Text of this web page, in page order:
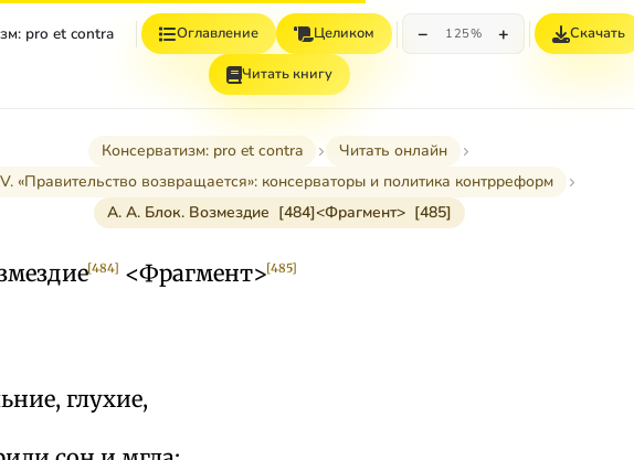
pro et contra Оглавление Целиком − 125% + Скачать
Читать книгу
Консерватизм: pro et contra
Читать онлайн
«Правительство возвращается»: консерваторы и политика контрреформ
А. А. Блок. Возмездие [484]<Фрагмент> [485]
[484] <Фрагмент>[485]
глухие,